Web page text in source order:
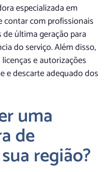
especializada em
contar com profissionais
última geração para
do serviço. Além disso,
e autorizações
e descarte adequado dos
uma
de
região?